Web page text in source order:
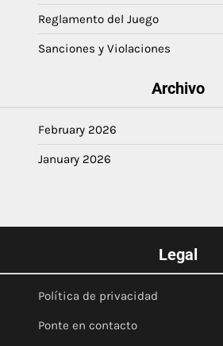
Reglamento del Juego
Sanciones y Violaciones
Archivo
February 2026
January 2026
Legal
Política de privacidad
Ponte en contacto